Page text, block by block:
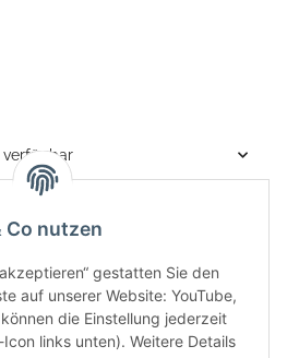
Co nutzen
gestatten Sie den
auf unserer Website: YouTube,
die Einstellung jederzeit
links unten). Weitere Details
verfügbar